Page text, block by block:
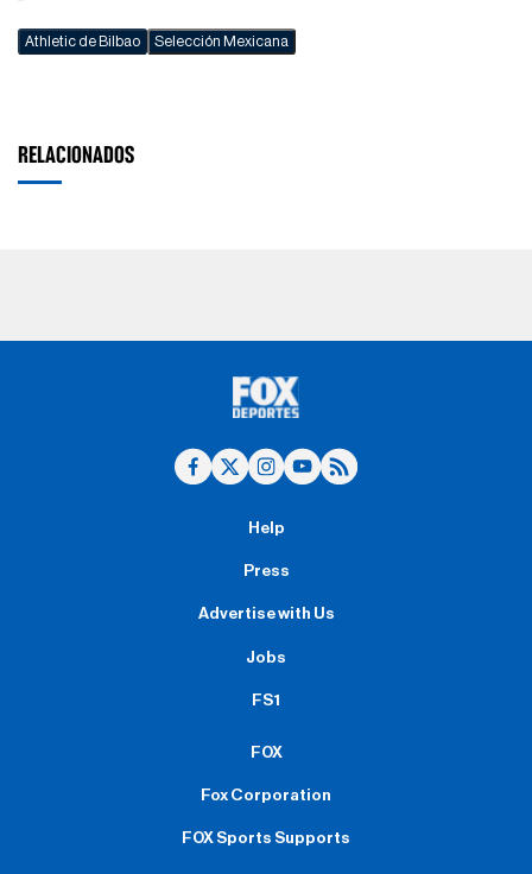
Athletic de Bilbao Selección Mexicana
RELACIONADOS
Help
Press
Advertise with Us
Jobs
FS1
FOX
Fox Corporation
FOX Sports Supports